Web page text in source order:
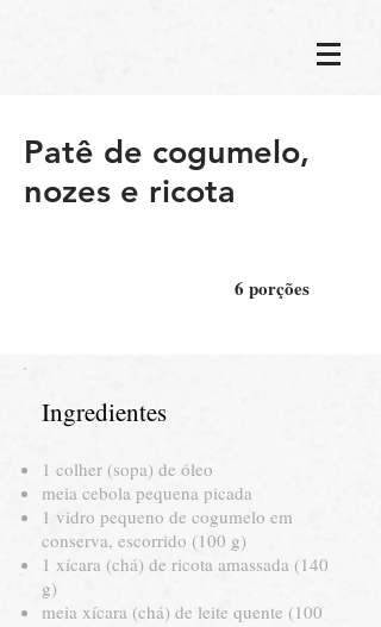
Patê de cogumelo,
nozes e ricota
6 porções
Ingredientes
1 colher (sopa) de óleo
meia cebola pequena picada
1 vidro pequeno de cogumelo em
conserva, escorrido (100 g)
1 xícara (chá) de ricota amassada (140
g)
meia xícara (chá) de leite quente (100